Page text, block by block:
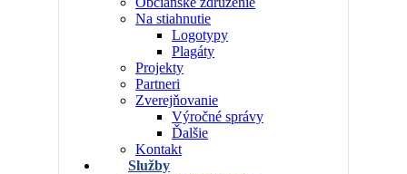
Na stiahnutie
Logotypy
Plagáty
Projekty
Partneri
Zverejňovanie
Výročné správy
Ďalšie
Kontakt
Služby